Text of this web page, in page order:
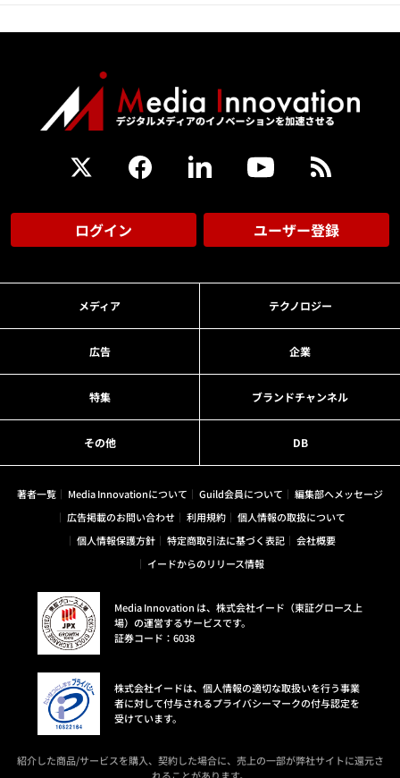
ログイン ユーザー登録
メディア テクノロジー
広告 企業
特集 ブランドチャンネル
その他 DB
著者一覧 Media Innovationについて Guild会員について
編集部へメッセージ
広告掲載のお問い合わせ
利用規約
個人情報の取扱について
個人情報保護方針
特定商取引法に基づく表記
会社概要
イードからのリリース情報
Media Innovation は、株式会社イード（東証グロース上
場）の運営するサービスです。
証券コード：6038
株式会社イードは、個人情報の適切な取扱いを行う事業
者に対して付与されるプライバシーマークの付与認定を
受けています。
紹介した商品/サービスを購入、契約した場合に、売上の一部が弊社サイトに還元さ
れることがあります。